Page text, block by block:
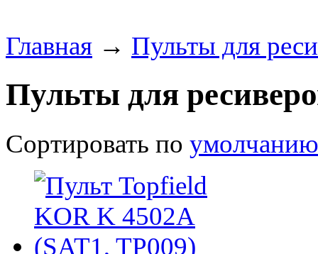
Главная → Пульты для
Пульты для
Сортировать по умолчанию